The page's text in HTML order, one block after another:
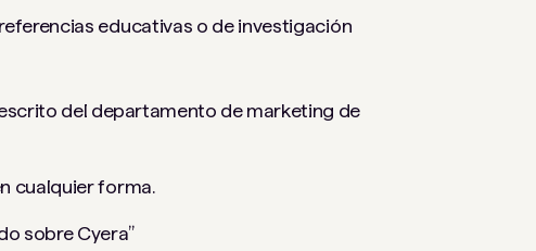
educativas o de investigación
del departamento de marketing de
cualquier forma.
sobre Cyera”